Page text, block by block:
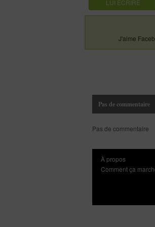
LUI ECRIRE
J'aime
Pas de commentaire
Pas de commentaire
À propos
Comment ça